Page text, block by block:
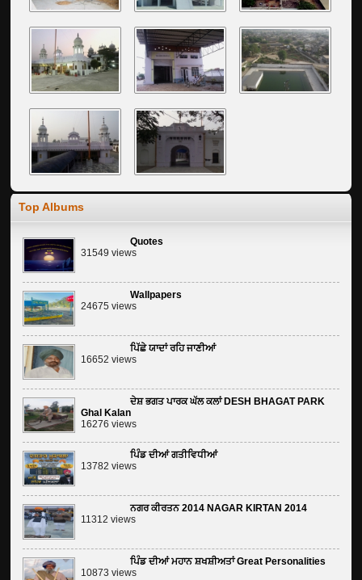
Top Albums
Quotes
31549 views
Wallpapers
24675 views
ਪਿੱਛੇ ਯਾਦਾਂ ਰਹਿ ਜਾਣੀਆਂ
16652 views
ਦੇਸ਼ ਭਗਤ ਪਾਰਕ ਘੱਲ ਕਲਾਂ DESH BHAGAT PARK
Ghal Kalan
16276 views
ਪਿੰਡ ਦੀਆਂ ਗਤੀਵਿਧੀਆਂ
13782 views
ਨਗਰ ਕੀਰਤਨ 2014 NAGAR KIRTAN 2014
11312 views
ਪਿੰਡ ਦੀਆਂ ਮਹਾਨ ਸ਼ਖਸ਼ੀਅਤਾਂ Great Personalities
10873 views